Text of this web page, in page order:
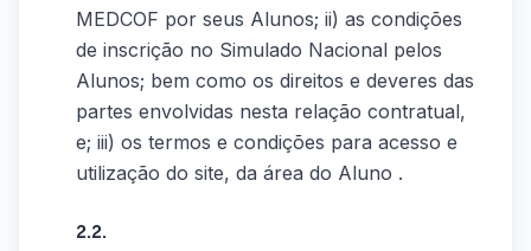
MEDCOF por seus Alunos; ii) as condições
de inscrição no Simulado Nacional pelos
Alunos; bem como os direitos e deveres das
partes envolvidas nesta relação contratual,
e; iii) os termos e condições para acesso e
utilização do site, da área do Aluno .
2.2.